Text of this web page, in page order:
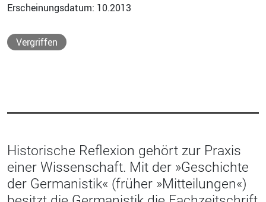
Erscheinungsdatum: 10.2013
Vergriffen
Historische Reflexion gehört zur Praxis
einer Wissenschaft. Mit der »Geschichte
der Germanistik« (früher »Mitteilungen«)